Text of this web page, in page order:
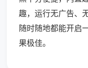
趣，运行无广告、
随时随地都能开启
果极佳。